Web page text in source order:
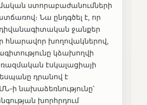
ստորաբաժանումների
Նա ընդգծել է, որ
դիվանագիտական ջանքեր
հնարավոր խողովակներով,
կձախողվի
էսկալացիայի
դրանով է
ի նախաձեռնությունը՝
խորհրդում